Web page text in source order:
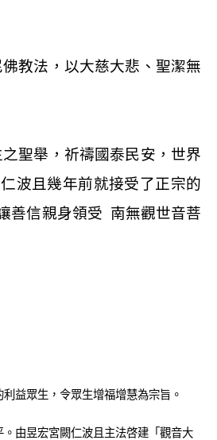
教法，以大慈大悲、聖潔無
聖舉，祈禱國泰民安，世界
仁波且幾年前就接受了正宗的
善信親身領受 南無觀世音菩
益眾生，令眾生增福增慧為宗旨。
由昱宏宮闕仁波且主法啓建「觀音大